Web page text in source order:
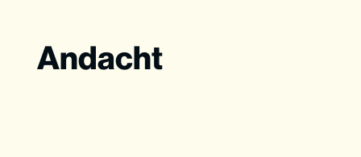
Andacht